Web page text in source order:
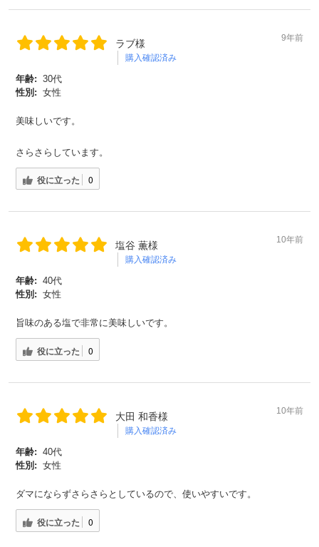
ラブ様
購入確認済み
9年前
年齢: 30代
性別: 女性
美味しいです。
さらさらしています。
役に立った 0
塩谷 薫様
購入確認済み
10年前
年齢: 40代
性別: 女性
旨味のある塩で非常に美味しいです。
役に立った 0
大田 和香様
購入確認済み
10年前
年齢: 40代
性別: 女性
ダマにならずさらさらとしているので、使いやすいです。
役に立った 0
対象者：かわしま屋で初めてお買い物をされる方
利用条件：3,000円以上のお買い物でご利用いただけます